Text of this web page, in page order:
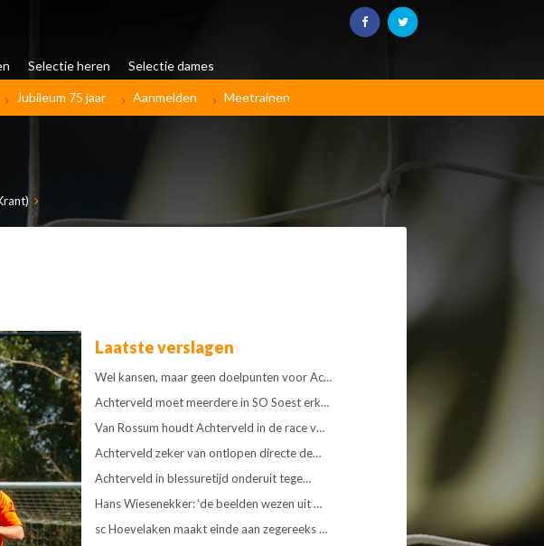
Selectie heren Selectie dames
Jubileum 75 jaar Aanmelden Meetrainen
Laatste verslagen
Wel kansen, maar geen doelpunten voor Ac…
Achterveld moet meerdere in SO Soest erk…
Van Rossum houdt Achterveld in de race v…
Achterveld zeker van ontlopen directe de…
Achterveld in blessuretijd onderuit tege…
Hans Wiesenekker: ‘de beelden wezen uit …
sc Hoevelaken maakt einde aan zegereeks …